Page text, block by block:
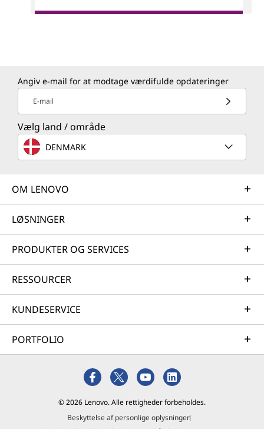
Angiv e-mail for at modtage værdifulde opdateringer
E-mail
Vælg land / område
DENMARK
OM LENOVO
LØSNINGER
PRODUKTER OG SERVICES
RESSOURCER
KUNDESERVICE
PORTFOLIO
© 2026 Lenovo. Alle rettigheder forbeholdes.
Beskyttelse af personlige oplysninger